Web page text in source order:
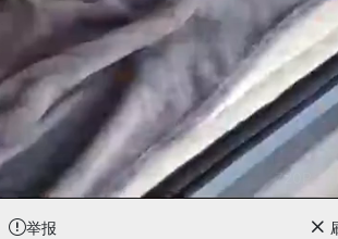
720P
举报